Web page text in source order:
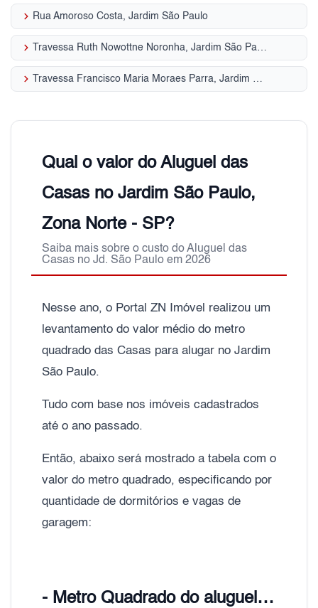
keyboard_arrow_right Rua Amoroso Costa, Jardim São Paulo
keyboard_arrow_right Travessa Ruth Nowottne Noronha, Jardim São Paulo
keyboard_arrow_right Travessa Francisco Maria Moraes Parra, Jardim São Paulo
Qual o valor do Aluguel das
Casas no Jardim São Paulo,
Zona Norte - SP?
Saiba mais sobre o custo do Aluguel das
Casas no Jd. São Paulo em 2026
Nesse ano, o Portal ZN Imóvel realizou um
levantamento do valor médio do metro
quadrado das Casas para alugar no Jardim
São Paulo.
Tudo com base nos imóveis cadastrados
até o ano passado.
Então, abaixo será mostrado a tabela com o
valor do metro quadrado, especificando por
quantidade de dormitórios e vagas de
garagem:
- Metro Quadrado do aluguel Jardim São Paulo (Zona Norte), Zona Norte de São Paulo;